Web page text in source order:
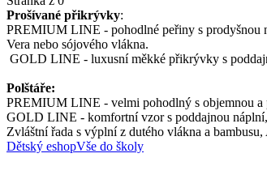
Prošívané přikrývky:
PREMIUM LINE - pohodlné peřiny s prodyšnou
Vera nebo sójového vlákna.
GOLD LINE - luxusní měkké přikrývky s
Polštáře:
PREMIUM LINE - velmi pohodlný s objemnou a
GOLD LINE - komfortní vzor s poddajnou
Zvláštní řada s výplní z dutého vlákna a
Dětský eshopVše do školy